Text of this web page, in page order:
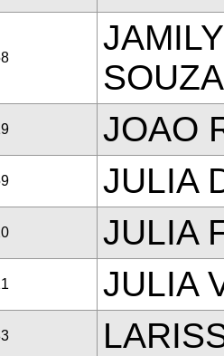
JOAO
JULIA
JULIA
JULIA